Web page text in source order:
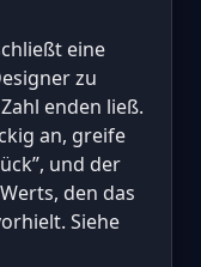
eine
zu
enden ließ.
an, greife
und der
den das
Siehe